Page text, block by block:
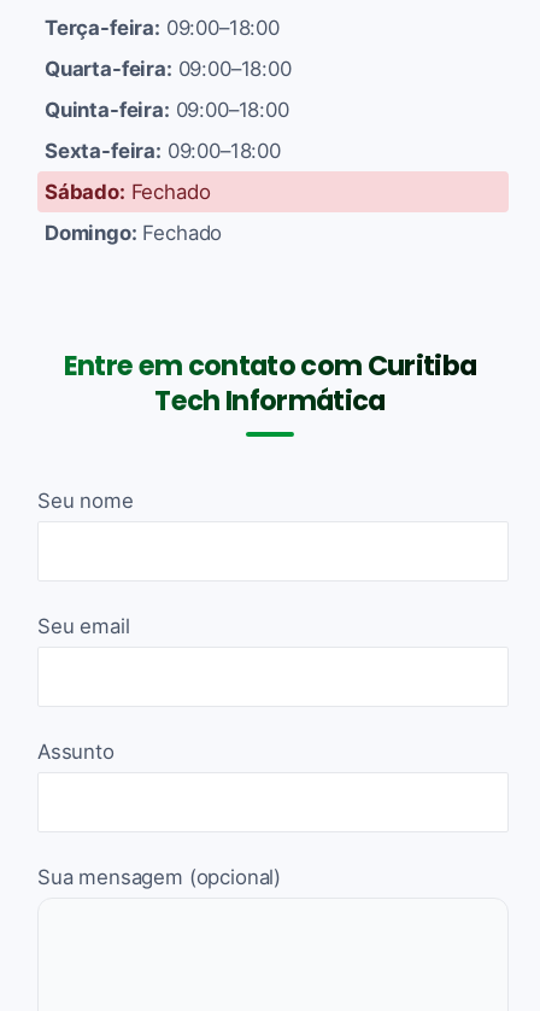
Terça-feira: 09:00–18:00
Quarta-feira: 09:00–18:00
Quinta-feira: 09:00–18:00
Sexta-feira: 09:00–18:00
Sábado: Fechado
Domingo: Fechado
Entre em contato com Curitiba
Tech Informática
Seu nome
Seu email
Assunto
Sua mensagem (opcional)